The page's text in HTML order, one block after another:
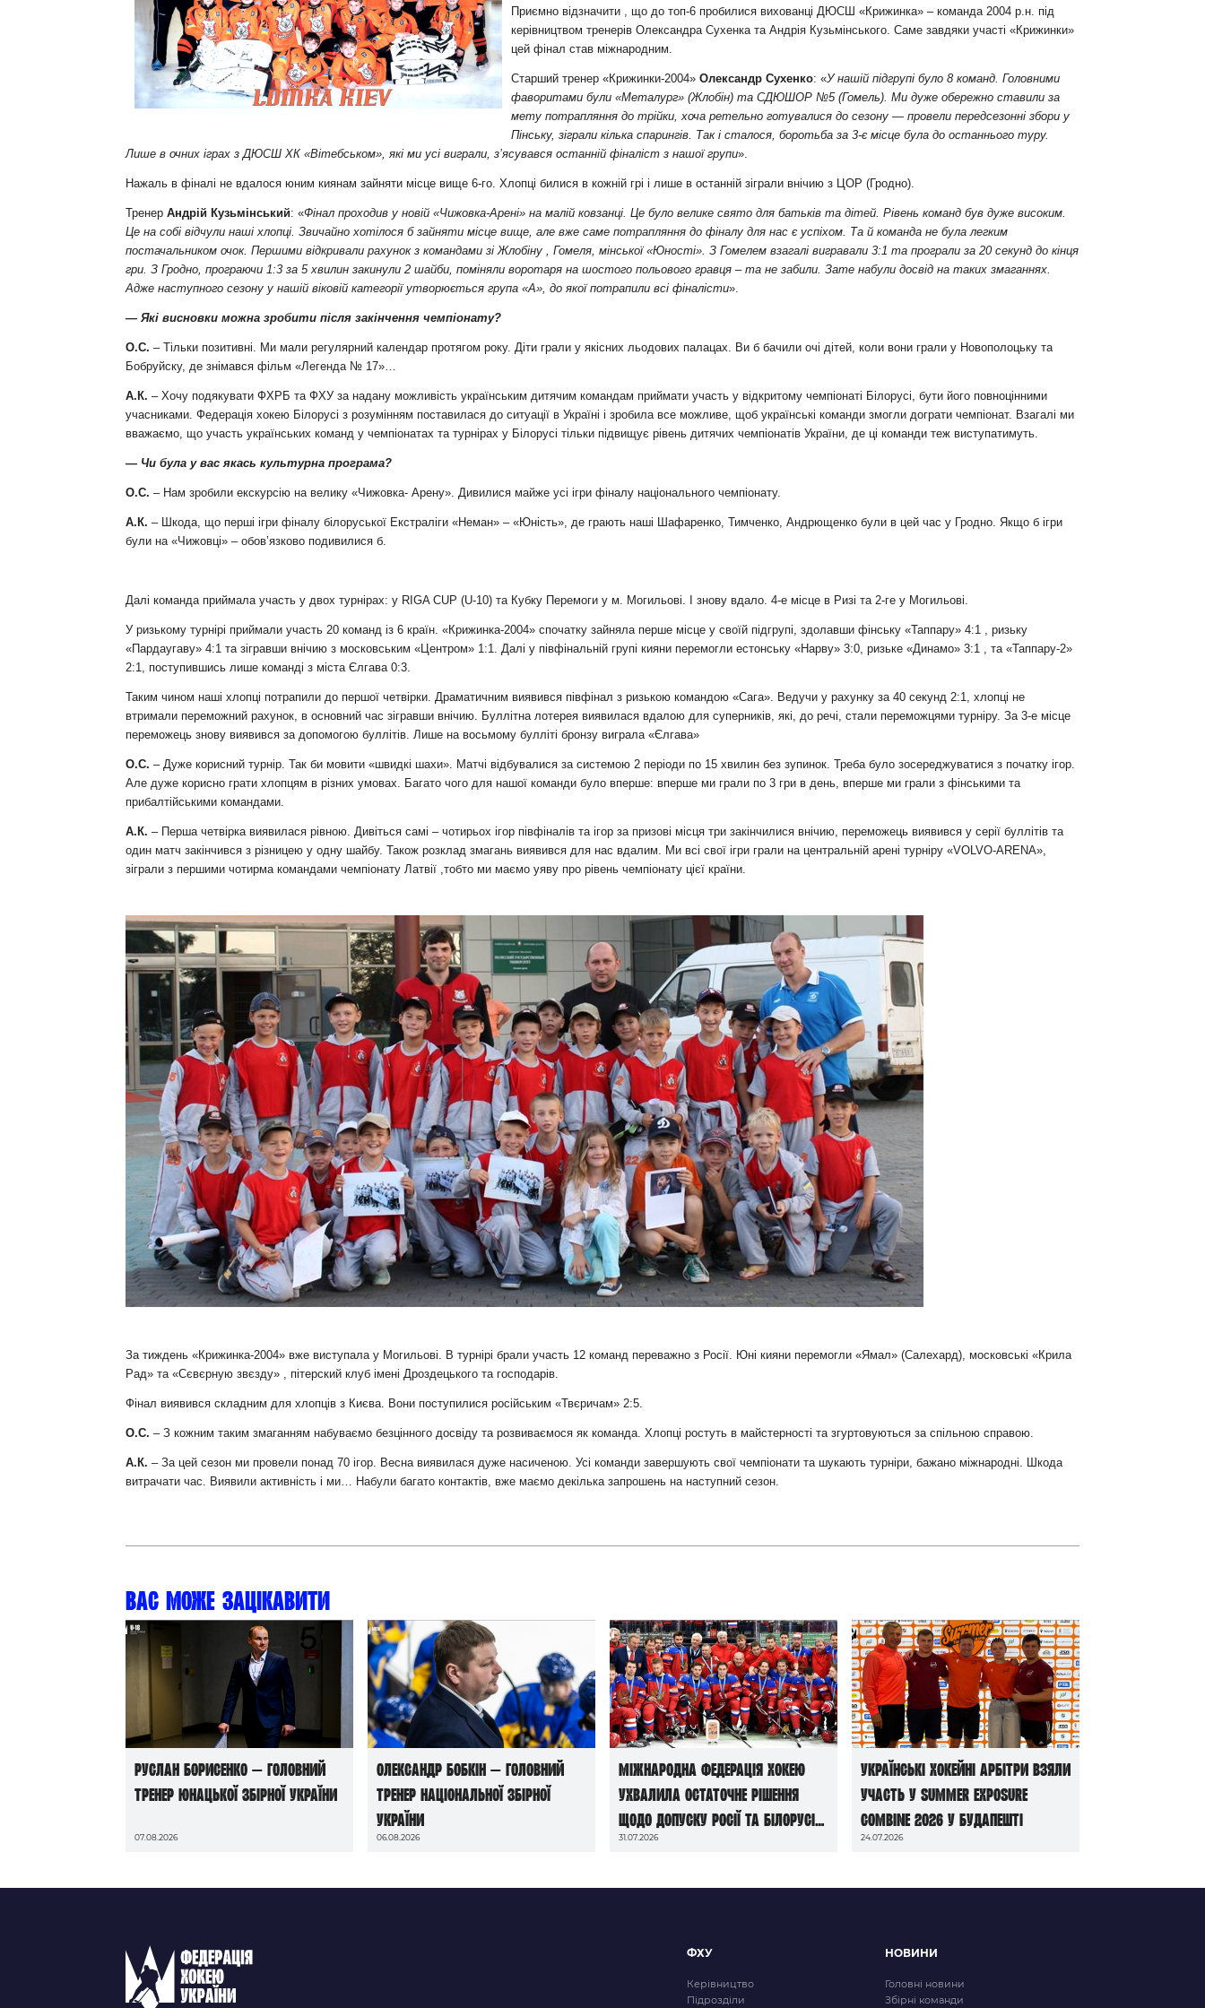
Приємно відзначити , що до топ-6 пробилися вихованці ДЮСШ «Крижинка» – команда 2004 р.н. під
керівництвом тренерів Олександра Сухенка та Андрія Кузьмінського. Саме завдяки участі «Крижинки»
цей фінал став міжнародним.
Старший тренер «Крижинки-2004» Олександр Сухенко: «У нашій підгрупі було 8 команд. Головними
фаворитами були «Металург» (Жлобін) та СДЮШОР №5 (Гомель). Ми дуже обережно ставили за
мету потрапляння до трійки, хоча ретельно готувалися до сезону — провели передсезонні збори у
Пінську, зіграли кілька спарингів. Так і сталося, боротьба за 3-є місце була до останнього туру.
Лише в очних іграх з ДЮСШ ХК «Вітебськом», які ми усі виграли, з’ясувався останній фіналіст з нашої групи».
Нажаль в фіналі не вдалося юним киянам зайняти місце вище 6-го. Хлопці билися в кожній грі і лише в останній зіграли внічию з ЦОР (Гродно).
Тренер Андрій Кузьмінський: «Фінал проходив у новій «Чижовка-Арені» на малій ковзанці. Це було велике свято для батьків та дітей. Рівень команд був дуже високим.
Це на собі відчули наші хлопці. Звичайно хотілося б зайняти місце вище, але вже саме потрапляння до фіналу для нас є успіхом. Та й команда не була легким
постачальником очок. Першими відкривали рахунок з командами зі Жлобіну , Гомеля, мінської «Юності». З Гомелем взагалі вигравали 3:1 та програли за 20 секунд до кінця
гри. З Гродно, програючи 1:3 за 5 хвилин закинули 2 шайби, поміняли воротаря на шостого польового гравця – та не забили. Зате набули досвід на таких змаганнях.
Адже наступного сезону у нашій віковій категорії утворюється група «А», до якої потрапили всі фіналісти».
— Які висновки можна зробити після закінчення чемпіонату?
О.С. – Тільки позитивні. Ми мали регулярний календар протягом року. Діти грали у якісних льодових палацах. Ви б бачили очі дітей, коли вони грали у Новополоцьку та
Бобруйску, де знімався фільм «Легенда № 17»…
А.К. – Хочу подякувати ФХРБ та ФХУ за надану можливість українським дитячим командам приймати участь у відкритому чемпіонаті Білорусі, бути його повноцінними
учасниками. Федерація хокею Білорусі з розумінням поставилася до ситуації в Україні і зробила все можливе, щоб українські команди змогли дограти чемпіонат. Взагалі ми
вважаємо, що участь українських команд у чемпіонатах та турнірах у Білорусі тільки підвищує рівень дитячих чемпіонатів України, де ці команди теж виступатимуть.
— Чи була у вас якась культурна програма?
О.С. – Нам зробили екскурсію на велику «Чижовка- Арену». Дивилися майже усі ігри фіналу національного чемпіонату.
А.К. – Шкода, що перші ігри фіналу білоруської Екстраліги «Неман» – «Юність», де грають наші Шафаренко, Тимченко, Андрющенко були в цей час у Гродно. Якщо б ігри
були на «Чижовці» – обов’язково подивилися б.
Далі команда приймала участь у двох турнірах: у RIGA CUP (U-10) та Кубку Перемоги у м. Могильові. І знову вдало. 4-е місце в Ризі та 2-ге у Могильові.
У ризькому турнірі приймали участь 20 команд із 6 країн. «Крижинка-2004» спочатку зайняла перше місце у своїй підгрупі, здолавши фінську «Таппару» 4:1 , ризьку
«Пардаугаву» 4:1 та зігравши внічию з московським «Центром» 1:1. Далі у півфінальній групі кияни перемогли естонську «Нарву» 3:0, ризьке «Динамо» 3:1 , та «Таппару-2»
2:1, поступившись лише команді з міста Єлгава 0:3.
Таким чином наші хлопці потрапили до першої четвірки. Драматичним виявився півфінал з ризькою командою «Сага». Ведучи у рахунку за 40 секунд 2:1, хлопці не
втримали переможний рахунок, в основний час зігравши внічию. Буллітна лотерея виявилася вдалою для суперників, які, до речі, стали переможцями турніру. За 3-е місце
переможець знову виявився за допомогою буллітів. Лише на восьмому булліті бронзу виграла «Єлгава»
О.С. – Дуже корисний турнір. Так би мовити «швидкі шахи». Матчі відбувалися за системою 2 періоди по 15 хвилин без зупинок. Треба було зосереджуватися з початку ігор.
Але дуже корисно грати хлопцям в різних умовах. Багато чого для нашої команди було вперше: вперше ми грали по 3 гри в день, вперше ми грали з фінськими та
прибалтійськими командами.
А.К. – Перша четвірка виявилася рівною. Дивіться самі – чотирьох ігор півфіналів та ігор за призові місця три закінчилися внічию, переможець виявився у серії буллітів та
один матч закінчився з різницею у одну шайбу. Також розклад змагань виявився для нас вдалим. Ми всі свої ігри грали на центральній арені турніру «VOLVO-ARENA»,
зіграли з першими чотирма командами чемпіонату Латвії ,тобто ми маємо уяву про рівень чемпіонату цієї країни.
За тиждень «Крижинка-2004» вже виступала у Могильові. В турнірі брали участь 12 команд переважно з Росії. Юні кияни перемогли «Ямал» (Салехард), московські «Крила
Рад» та «Сєвєрную звєзду» , пітерский клуб імені Дроздецького та господарів.
Фінал виявився складним для хлопців з Києва. Вони поступилися російським «Твєричам» 2:5.
О.С. – З кожним таким змаганням набуваємо безцінного досвіду та розвиваємося як команда. Хлопці ростуть в майстерності та згуртовуються за спільною справою.
А.К. – За цей сезон ми провели понад 70 ігор. Весна виявилася дуже насиченою. Усі команди завершують свої чемпіонати та шукають турніри, бажано міжнародні. Шкода
витрачати час. Виявили активність і ми… Набули багато контактів, вже маємо декілька запрошень на наступний сезон.
Вас може зацікавити
Руслан Борисенко — головний
тренер юнацької збірної України
07.08.2026
Олександр Бобкін — головний
тренер національної збірної
України
06.08.2026
Міжнародна федерація хокею
ухвалила остаточне рішення
щодо допуску росії та білорусі
до чемпіонатів світу сезону
31.07.2026
Українські хокейні арбітри взяли
участь у Summer Exposure
Combine 2026 у Будапешті
24.07.2026
ФХУ
Керівництво
Підрозділи
НОВИНИ
Головні новини
Збірні команди